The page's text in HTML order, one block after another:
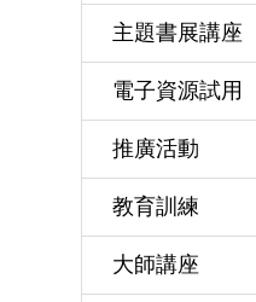
主題書展講座
電子資源試用
推廣活動
教育訓練
大師講座